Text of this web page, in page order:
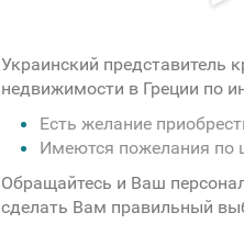
Украинский представитель
недвижимости в Греции по
Есть желание
Имеются пожелания по
Обращайтесь и Ваш
сделать Вам правильный